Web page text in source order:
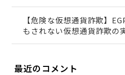
【危険な仮想通貨詐欺】
もされない仮想通貨詐欺の
最近のコメント